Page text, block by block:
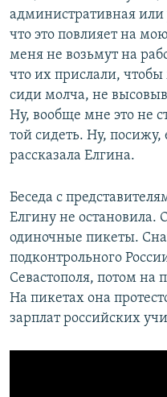
УКРАИНСКАЯ ПРОБЛЕМА
Все сайты RFE/RL
административная или
что это повлияет на
меня не возьмут на
что их прислали, чтобы
сиди молча, не
Ну, вообще мне это не
той сидеть. Ну, посижу,
рассказала Елгина.
Беседа с
Елгину не остановила.
одиночные пикеты.
подконтрольного
Севастополя, потом
На пикетах она
зарплат российских